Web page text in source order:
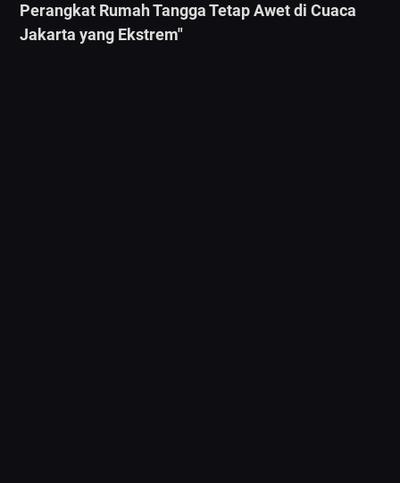
Perangkat Rumah Tangga Tetap Awet di Cuaca
Jakarta yang Ekstrem"